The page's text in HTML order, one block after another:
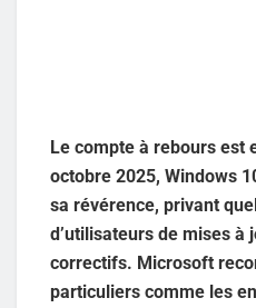
Le compte à rebours est
octobre 2025, Windows
sa révérence, privant
d’utilisateurs de mises à
correctifs. Microsoft
particuliers comme les